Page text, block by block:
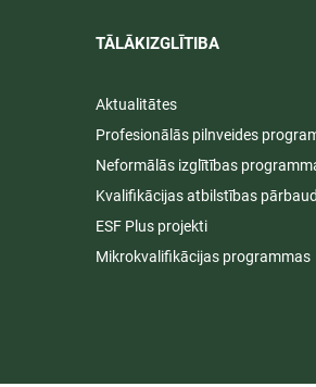
TĀLĀKIZGLĪTIBA
Aktualitātes
Profesionālās pilnveides
Neformālās izglītības
Kvalifikācijas atbilstības
ESF Plus projekti
Mikrokvalifikācijas programmas